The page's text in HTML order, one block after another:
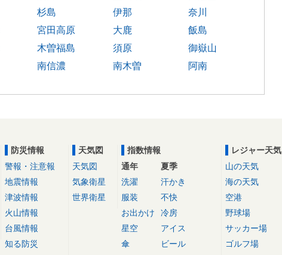
杉島 伊那
奈川
宮田高原 大鹿
飯島
木曽福島 須原
御嶽山
南信濃 南木曽
阿南
防災情報
警報・注意報
地震情報
津波情報
火山情報
台風情報
知る防災
天気図
天気図
気象衛星
世界衛星
指数情報
通年
洗濯
服装
お出かけ
星空
傘
夏季
汗かき
不快
冷房
アイス
ビール
レジャー天気
山の天気
海の天気
空港
野球場
サッカー場
ゴルフ場